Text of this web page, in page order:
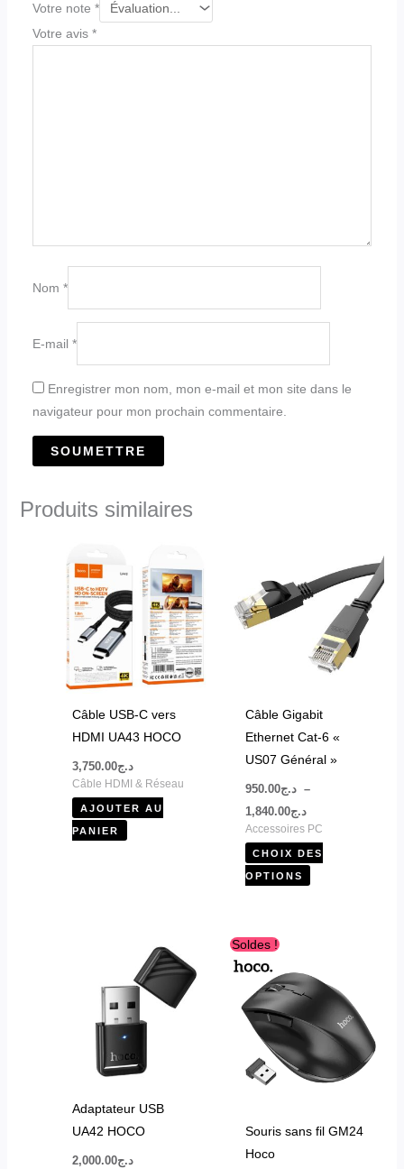
Votre note *
Votre avis *
Nom *
E-mail *
Enregistrer mon nom, mon e-mail et mon site dans le
navigateur pour mon prochain commentaire.
Produits similaires
Câble USB-C vers
HDMI UA43 HOCO
د.ج3,750.00
Câble HDMI & Réseau
AJOUTER AU
PANIER
Câble Gigabit
Ethernet Cat-6 «
US07 Général »
د.ج950.00
–
د.ج1,840.00
prix :
د.ج950.00
à
د.ج1,840.00
Accessoires PC
CHOIX DES
OPTIONS
produit
a
plusieurs
variations.
Les
peuvent
être
choisies
du
produit
Adaptateur USB
UA42 HOCO
د.ج2,000.00
Soldes !
Souris sans fil GM24
Hoco
Le
prix
initial
était :
د.ج2,400.00.
est :